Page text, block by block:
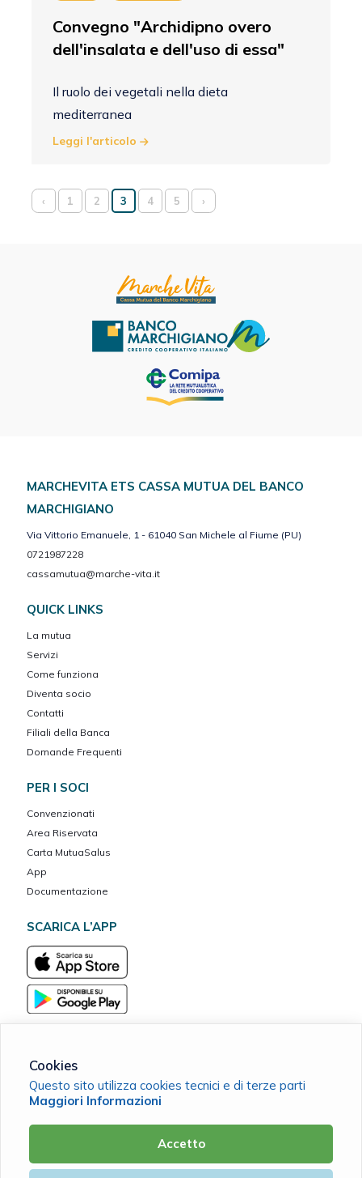
Convegno "Archidipno overo
dell'insalata e dell'uso di essa"
Il ruolo dei vegetali nella dieta
mediterranea
Leggi l'articolo
‹ 1 2 3 4 5 ›
MARCHEVITA ETS CASSA MUTUA DEL BANCO
MARCHIGIANO
Via Vittorio Emanuele, 1 - 61040 San Michele al Fiume (PU)
0721987228
cassamutua@marche-vita.it
QUICK LINKS
La mutua
Servizi
Come funziona
Diventa socio
Contatti
Filiali della Banca
Domande Frequenti
PER I SOCI
Convenzionati
Area Riservata
Carta MutuaSalus
App
Documentazione
SCARICA L’APP
MarcheVita ETS Cassa Mutua del Banco Marchigiano
C.F. 90038420411 |Cookie Policy
Powered by
Cookies
Questo sito utilizza cookies tecnici e di terze parti
Maggiori Informazioni
Accetto